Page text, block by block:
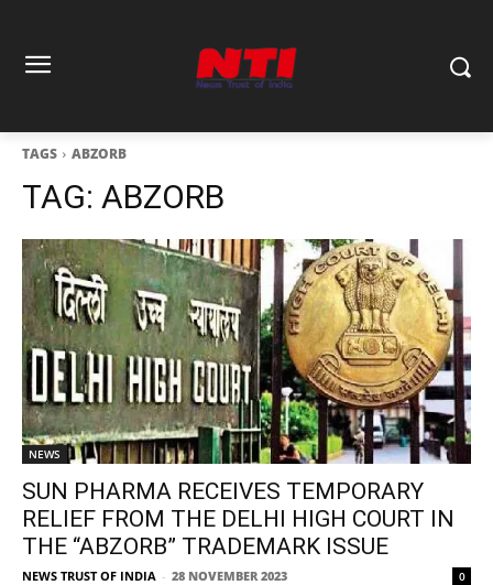
TAGS ABZORB
TAG: ABZORB
NEWS
SUN PHARMA RECEIVES TEMPORARY
RELIEF FROM THE DELHI HIGH COURT IN
THE “ABZORB” TRADEMARK ISSUE
NEWS TRUST OF INDIA - 28 NOVEMBER 2023 0